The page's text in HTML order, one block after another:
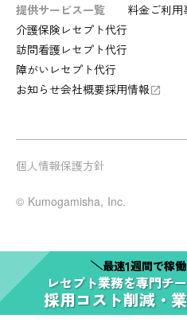
提供サービス一覧
介護保険レセプト代行
訪問看護レセプト代行
障がいレセプト代行
料金ご利用
お知らせ会社概要採用情報 launch
個人情報保護方針
© Kumogamisha, Inc.
最速1週間で稼
レセプト業務を専門チ
採用コスト削減・